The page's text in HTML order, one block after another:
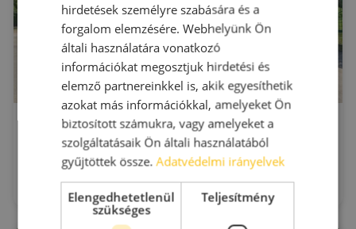
Szigetszentmiklós
Leshegy utca 8.
Kiadó raktár : 300 - 1.200 m2
Bérleti díj: 6.5 - 7 €/m2
hirdetések személyre szabására és a
forgalom elemzésére. Webhelyünk Ön
általi használatára vonatkozó
információkat megosztjuk hirdetési és
elemző partnereinkkel is, akik egyesíthetik
azokat más információkkal, amelyeket Ön
biztosított számukra, vagy amelyeket a
szolgáltatásaik Ön általi használatából
gyűjtöttek össze.Adatvédelmi irányelvek
Elengedhetetlenül
szükséges
Teljesítmény